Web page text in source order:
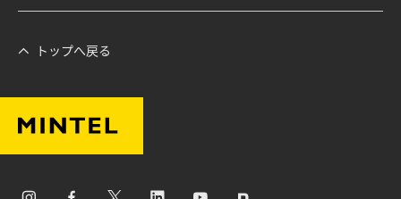
トップへ戻る